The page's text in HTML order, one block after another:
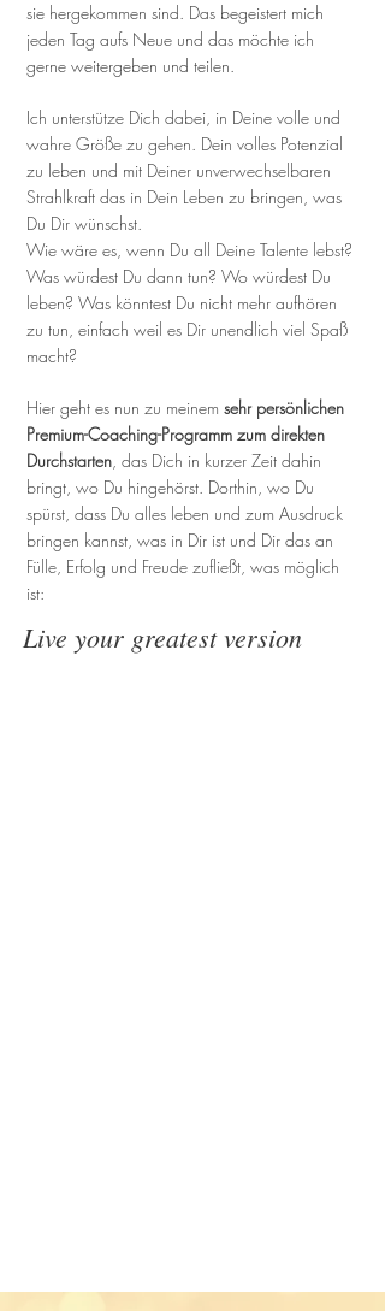
sie hergekommen sind. Das begeistert mich
jeden Tag aufs Neue und das möchte ich
gerne weitergeben und teilen.
Ich unterstütze Dich dabei, in Deine volle und
wahre Größe zu gehen. Dein volles Potenzial
zu leben und mit Deiner unverwechselbaren
Strahlkraft das in Dein Leben zu bringen, was
Du Dir wünschst.
Wie wäre es, wenn Du all Deine Talente lebst?
Was würdest Du dann tun? Wo würdest Du
leben? Was könntest Du nicht mehr aufhören
zu tun, einfach weil es Dir unendlich viel Spaß
macht?
Hier geht es nun zu meinem sehr persönlichen
Premium-Coaching-Programm zum direkten
Durchstarten, das Dich in kurzer Zeit dahin
bringt, wo Du hingehörst. Dorthin, wo Du
spürst, dass Du alles leben und zum Ausdruck
bringen kannst, was in Dir ist und Dir das an
Fülle, Erfolg und Freude zufließt, was möglich
ist:
Live your greatest version